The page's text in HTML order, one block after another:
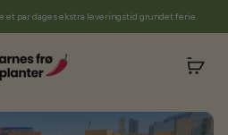
et par dages ekstra leveringstid grundet ferie.